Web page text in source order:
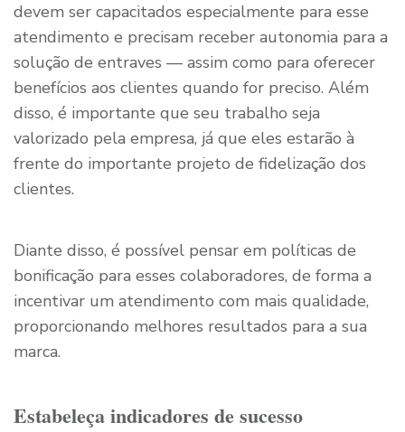
devem ser capacitados especialmente para esse
atendimento e precisam receber autonomia para a
solução de entraves — assim como para oferecer
benefícios aos clientes quando for preciso. Além
disso, é importante que seu trabalho seja
valorizado pela empresa, já que eles estarão à
frente do importante projeto de fidelização dos
clientes.
Diante disso, é possível pensar em políticas de
bonificação para esses colaboradores, de forma a
incentivar um atendimento com mais qualidade,
proporcionando melhores resultados para a sua
marca.
Estabeleça indicadores de sucesso